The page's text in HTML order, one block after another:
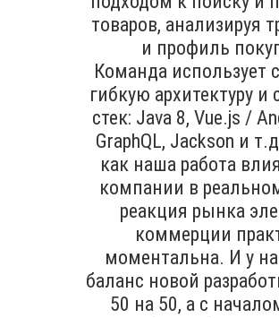
товаров, анализируя
и профиль
Команда использует
гибкую архитектуру
стек: Java 8, Vue.js /
GraphQL, Jackson и
как наша работа
компании в
реакция рынка
коммерции
моментальна. И у
баланс новой
50 на 50, а с